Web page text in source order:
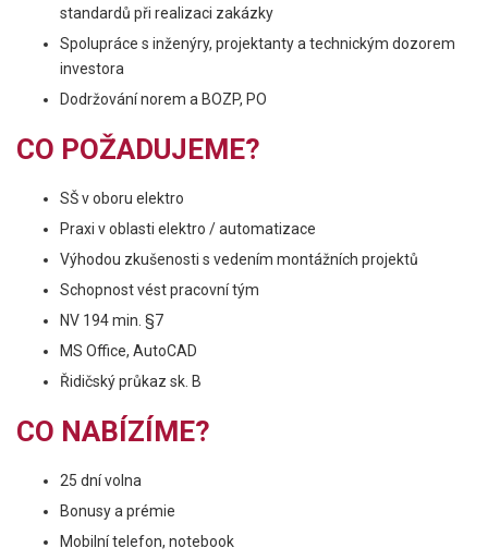
standardů při realizaci zakázky
Spolupráce s inženýry, projektanty a technickým dozorem
investora
Dodržování norem a BOZP, PO
CO POŽADUJEME?
SŠ v oboru elektro
Praxi v oblasti elektro / automatizace
Výhodou zkušenosti s vedením montážních projektů
Schopnost vést pracovní tým
NV 194 min. §7
MS Office, AutoCAD
Řidičský průkaz sk. B
CO NABÍZÍME?
25 dní volna
Bonusy a prémie
Mobilní telefon, notebook